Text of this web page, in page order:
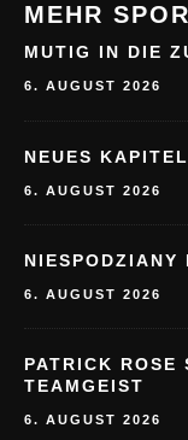
MEHR
MUTIG IN DIE
6. AUGUST 2026
NEUES
6. AUGUST 2026
NIESPODZIANY
6. AUGUST 2026
PATRICK ROSE
TEAMGEIST
6. AUGUST 2026